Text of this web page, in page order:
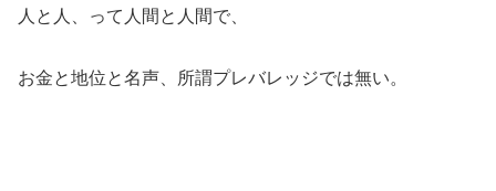
人と人、って人間と人間で、
お金と地位と名声、所謂プレバレッジでは無い。